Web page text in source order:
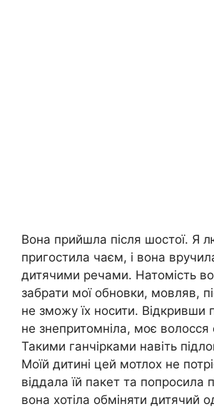
Вона прийшла після шостої. Я
пригостила чаєм, і вона
дитячими речами. Натомість
забрати мої обновки, мовляв,
не зможу їх носити. Відкривши
не знепритомніла, моє волосся
Такими ганчірками навіть
Моїй дитині цей мотлох не
віддала їй пакет та попросила
вона хотіла обміняти дитячий